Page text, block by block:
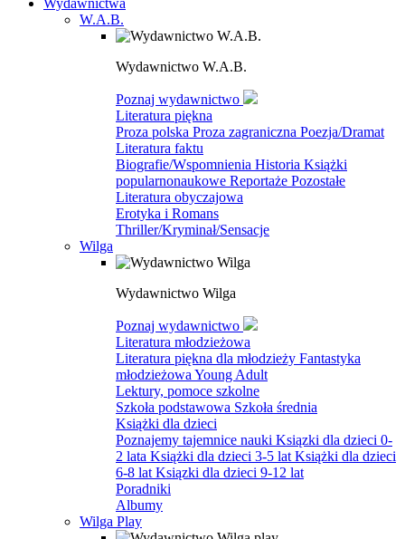
Wydawnictwa
W.A.B.
Wydawnictwo W.A.B.
Poznaj wydawnictwo
Literatura piękna
Proza polska Proza zagraniczna Poezja/Dramat
Literatura faktu
Biografie/Wspomnienia Historia Książki
popularnonaukowe Reportaże Pozostałe
Literatura obyczajowa
Erotyka i Romans
Thriller/Kryminał/Sensacje
Wilga
Wydawnictwo Wilga
Poznaj wydawnictwo
Literatura młodzieżowa
Literatura piękna dla młodzieży Fantastyka
młodzieżowa Young Adult
Lektury, pomoce szkolne
Szkoła podstawowa Szkoła średnia
Książki dla dzieci
Poznajemy tajemnice nauki Ksiązki dla dzieci 0-
2 lata Książki dla dzieci 3-5 lat Książki dla dzieci
6-8 lat Ksiązki dla dzieci 9-12 lat
Poradniki
Albumy
Wilga Play